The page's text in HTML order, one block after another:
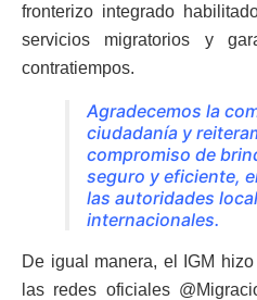
fronterizo integrado
servicios migratorios y
contratiempos.
Agradecemos la
ciudadanía y
compromiso de
seguro y eficiente,
las autoridades
internacionales.
De igual manera, el IGM
las redes oficiales